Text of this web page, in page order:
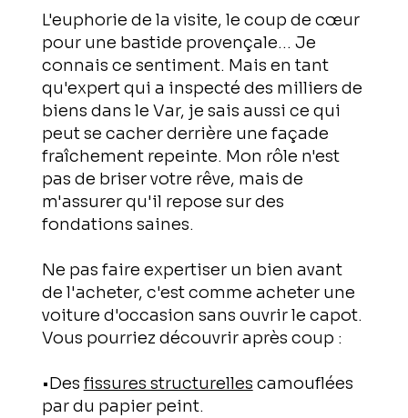
L'euphorie de la visite, le coup de cœur
pour une bastide provençale... Je
connais ce sentiment. Mais en tant
qu'expert qui a inspecté des milliers de
biens dans le Var, je sais aussi ce qui
peut se cacher derrière une façade
fraîchement repeinte. Mon rôle n'est
pas de briser votre rêve, mais de
m'assurer qu'il repose sur des
fondations saines.
Ne pas faire expertiser un bien avant
de l'acheter, c'est comme acheter une
voiture d'occasion sans ouvrir le capot.
Vous pourriez découvrir après coup :
•Des fissures structurelles camouflées
par du papier peint.